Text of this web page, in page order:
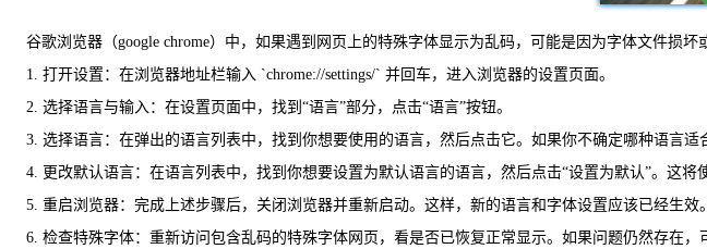
谷歌浏览器（google chrome）中，如果遇到网页上的特殊字体显示为乱码，可能是因为字体文件损坏
1. 打开设置：在浏览器地址栏输入 `chrome://settings/` 并回车，进入浏览器的设置页面。
2. 选择语言与输入：在设置页面中，找到“语言”部分，点击“语言”按钮。
3. 选择语言：在弹出的语言列表中，找到你想要使用的语言，然后点击它。如果你不确定哪种语言适
4. 更改默认语言：在语言列表中，找到你想要设置为默认语言的语言，然后点击“设置为默认”。这将
5. 重启浏览器：完成上述步骤后，关闭浏览器并重新启动。这样，新的语言和字体设置应该已经生效。
6. 检查特殊字体：重新访问包含乱码的特殊字体网页，看是否已恢复正常显示。如果问题仍然存在